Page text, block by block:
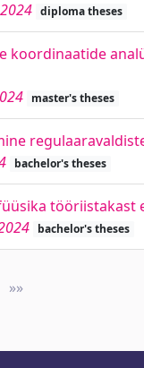
diploma theses
koordinaatide
master's theses
bachelor's theses
tööriistakast
bachelor's theses
Next
»»